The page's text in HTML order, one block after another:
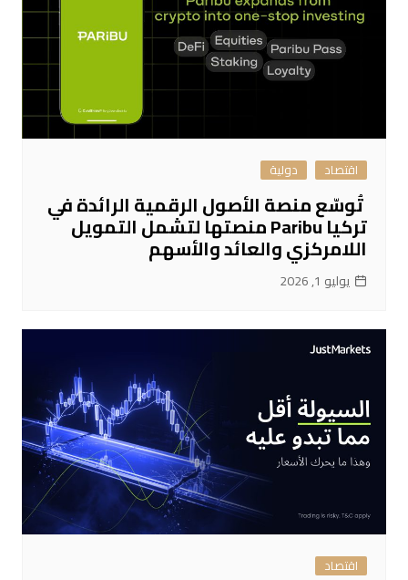
اقتصاد دولية
تُوسّع منصة الأصول الرقمية الرائدة في
تركيا Paribu منصتها لتشمل التمويل
اللامركزي والعائد والأسهم
يوليو 1, 2026
اقتصاد